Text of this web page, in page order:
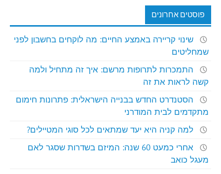
פוסטים אחרונים
שינוי קריירה באמצע החיים: מה לוקחים בחשבון לפני
שמחליטים
התמכרות לתרופות מרשם: איך זה מתחיל ולמה
קשה לראות את זה
הסטנדרט החדש בבנייה הישראלית: פתרונות חימום
מתקדמים לבית המודרני
למה קניה היא יעד שמתאים לכל סוגי המטיילים?
אחרי כמעט 60 שנה: המיזם בשדרות שסגר לאם
מעגל כואב